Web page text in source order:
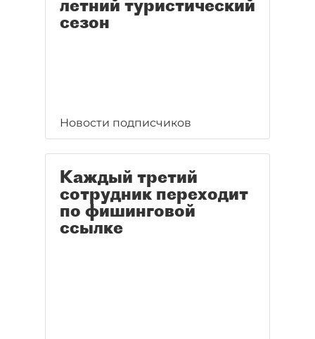
летний туристический
сезон
Новости подписчиков
Каждый третий
сотрудник переходит
по фишинговой
ссылке